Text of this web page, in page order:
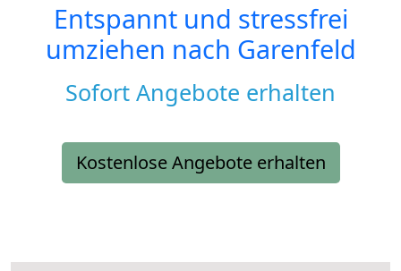
Entspannt und stressfrei
umziehen nach Garenfeld
Sofort Angebote erhalten
Kostenlose Angebote erhalten